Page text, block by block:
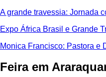
A grande travessia: Jornada
Expo África Brasil e Grande
Monica Francisco: Pastora e
Feira em